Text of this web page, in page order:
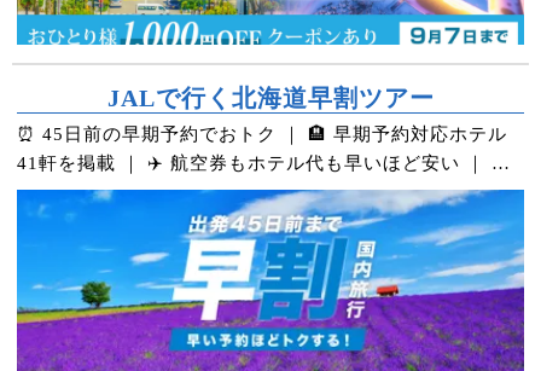
JALで行く北海道早割ツアー
⏰ 45日前の早期予約でおトク ｜ 🏨 早期予約対応ホテル
41軒を掲載 ｜ ✈️ 航空券もホテル代も早いほど安い ｜ 💰
万が一のキャンセル料も実質0円